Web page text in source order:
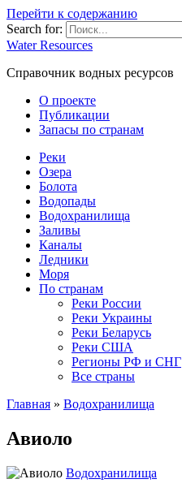
Перейти к содержанию
Search for:
Water Resources
Справочник водных ресурсов
О проекте
Публикации
Запасы по странам
Реки
Озера
Болота
Водопады
Водохранилища
Заливы
Каналы
Ледники
Моря
По странам
Реки России
Реки Украины
Реки Беларусь
Реки США
Регионы РФ и СНГ
Все страны
Главная » Водохранилища
Авиоло
Водохранилища